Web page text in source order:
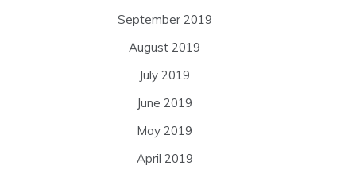
September 2019
August 2019
July 2019
June 2019
May 2019
April 2019